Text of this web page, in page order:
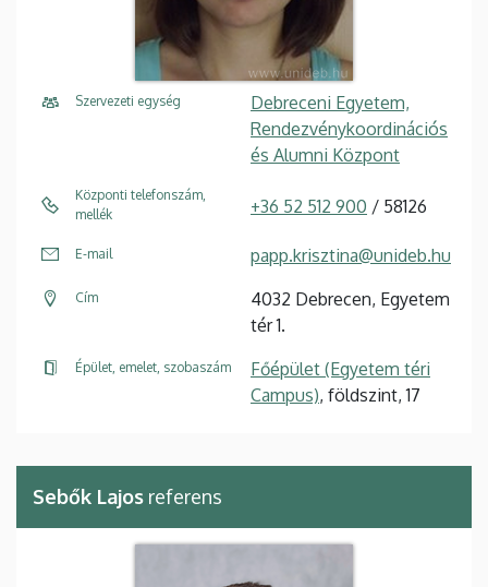
Szervezeti egység
Debreceni Egyetem,
Rendezvénykoordinációs
és Alumni Központ
Központi telefonszám,
mellék
+36 52 512 900 / 58126
E-mail papp.krisztina@unideb.hu
Cím
4032 Debrecen, Egyetem
tér 1.
Épület, emelet, szobaszám
Főépület (Egyetem téri
Campus), földszint, 17
Sebők Lajos referens